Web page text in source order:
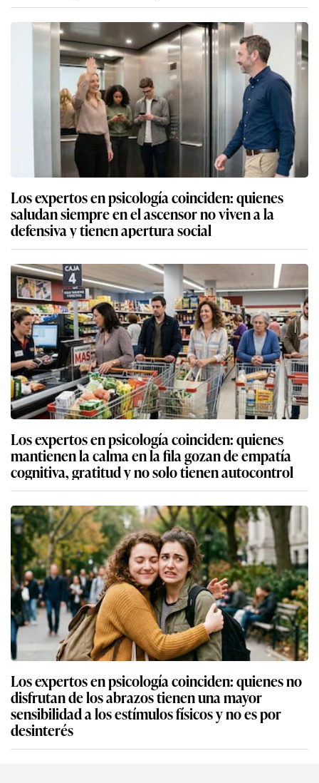
Los expertos en psicología coinciden: quienes
saludan siempre en el ascensor no viven a la
defensiva y tienen apertura social
Los expertos en psicología coinciden: quienes
mantienen la calma en la fila gozan de empatía
cognitiva, gratitud y no solo tienen autocontrol
Los expertos en psicología coinciden: quienes no
disfrutan de los abrazos tienen una mayor
sensibilidad a los estímulos físicos y no es por
desinterés